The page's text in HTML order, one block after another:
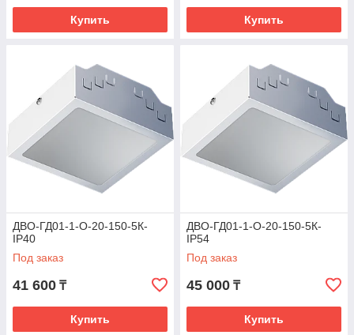
Купить Купить
ДВО-ГД01-1-О-20-150-5К-
IP40
Под заказ
41 600 ₸
Купить
ДВО-ГД01-1-О-20-150-5К-
IP54
Под заказ
45 000 ₸
Купить